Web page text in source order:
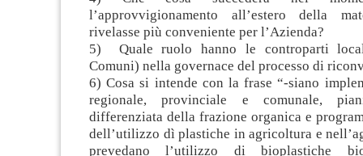
l’approvvigionamento all’estero della
rivelasse più conveniente per l’Azienda?
5) Quale ruolo hanno le controparti
Comuni) nella governace del processo di
6) Cosa si intende con la frase “-siano
regionale, provinciale e comunale,
differenziata della frazione organica e
dell’utilizzo dì plastiche in agricoltura e
prevedano l’utilizzo di bioplastiche